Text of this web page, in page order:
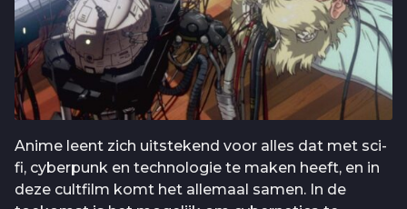
Anime leent zich uitstekend voor alles dat met sci-
fi, cyberpunk en technologie te maken heeft, en in
deze cultfilm komt het allemaal samen. In de